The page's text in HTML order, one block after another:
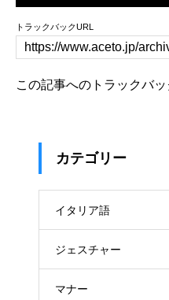
トラックバックURL
この記事へのトラックバッ
カテゴリー
イタリア語
ジェスチャー
マナー